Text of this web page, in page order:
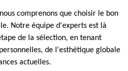
nous comprenons que choisir le bon
Notre équipe d'experts est là
de la sélection, en tenant
de l'esthétique globale
actuelles.